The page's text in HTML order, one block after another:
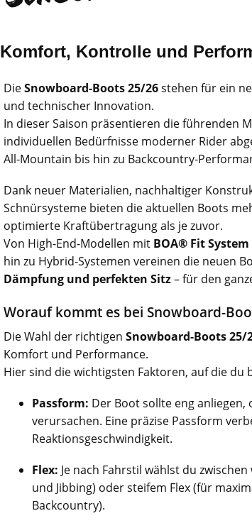
Komfort, Kontrolle und
DieSnowboard-Boots 25/26stehen für ein
und technischer Innovation.
In dieser Saison präsentieren die führenden
individuellen Bedürfnisse moderner Rider
All-Mountain bis hin zu Backcountry-
Dank neuer Materialien, nachhaltiger
Schnürsysteme bieten die aktuellen Boots
optimierte Kraftübertragung als je zuvor.
Von High-End-Modellen mit BOA® Fit System
hin zu Hybrid-Systemen vereinen die neuen
Dämpfung und perfekten Sitz– für den
Worauf kommt es bei Snowboard-
Die Wahl der richtigen Snowboard-Boots 25/
Komfort und Performance.
Hier sind die wichtigsten Faktoren, auf die du
Passform: Der Boot sollte eng anliegen,
verursachen. Eine präzise Passform
Reaktionsgeschwindigkeit.
Flex: Je nach Fahrstil wählst du
und Jibbing) oder steifem Flex (für
Backcountry).